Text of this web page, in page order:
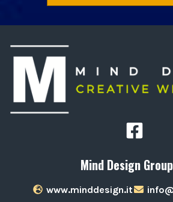
Mind Design
www.minddesign.it